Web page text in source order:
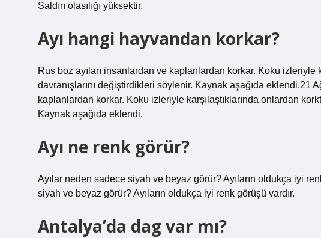
Saldırı olasılığı yüksektir.
Ayı hangi hayvandan korkar?
Rus boz ayıları insanlardan ve kaplanlardan korkar. Koku izleriyle
davranışlarını değiştirdikleri söylenir. Kaynak aşağıda eklendi.21
kaplanlardan korkar. Koku izleriyle karşılaştıklarında onlardan
Kaynak aşağıda eklendi.
Ayı ne renk görür?
Ayılar neden sadece siyah ve beyaz görür? Ayıların oldukça iyi
siyah ve beyaz görür? Ayıların oldukça iyi renk görüşü vardır.
Antalya’da dag var mı?